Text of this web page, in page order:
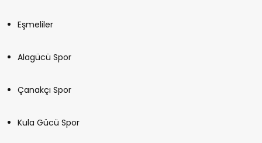
Eşmeliler
Alagücü Spor
Çanakçı Spor
Kula Gücü Spor